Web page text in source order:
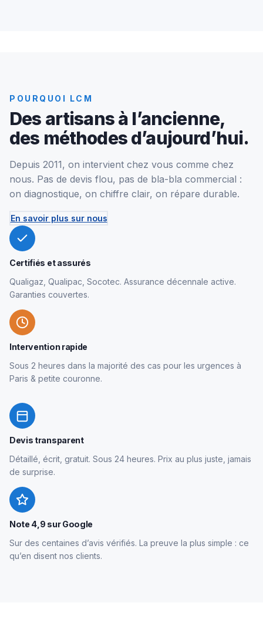
POURQUOI LCM
Des artisans à l’ancienne,
des méthodes d’aujourd’hui.
Depuis 2011, on intervient chez vous comme chez
nous. Pas de devis flou, pas de bla-bla commercial :
on diagnostique, on chiffre clair, on répare durable.
En savoir plus sur nous
Certifiés et assurés
Qualigaz, Qualipac, Socotec. Assurance décennale active.
Garanties couvertes.
Intervention rapide
Sous 2 heures dans la majorité des cas pour les urgences à
Paris & petite couronne.
Devis transparent
Détaillé, écrit, gratuit. Sous 24 heures. Prix au plus juste, jamais
de surprise.
Note 4,9 sur Google
Sur des centaines d’avis vérifiés. La preuve la plus simple : ce
qu’en disent nos clients.